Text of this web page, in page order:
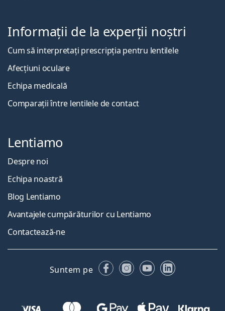
Informații de la experții noștri
Cum să interpretați prescripția pentru lentilele
Afecțiuni oculare
Echipa medicală
Comparații între lentilele de contact
Lentiamo
Despre noi
Echipa noastră
Blog Lentiamo
Avantajele cumpărăturilor cu Lentiamo
Contactează-ne
Suntem pe FacebookInstagram
YouTubeLinkedIn